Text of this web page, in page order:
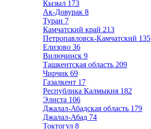
Кызыл 173
Ак-Довурак 8
Туран 7
Камчатский край 213
Петропавловск-Камчатский 135
Елизово 36
Вилючинск 9
Ташкентская область 209
Чирчик 69
Газалкент 17
Республика Калмыкия 182
Элиста 106
Джалал-Абадская область 179
Джалал-Абад 74
Токтогул 8